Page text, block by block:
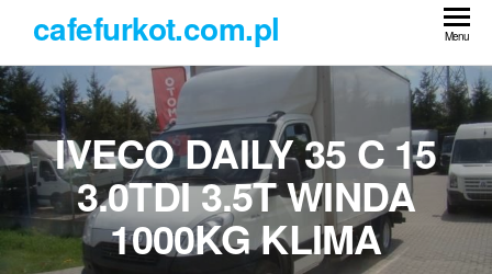
treści
cafefurkot.com.pl Menu
IVECO DAILY 35 C 15
3.0TDI 3.5T WINDA
1000KG KLIMA